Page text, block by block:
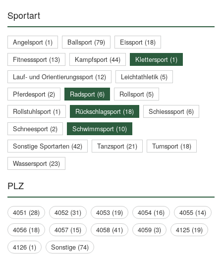
Sportart
Angelsport (1) Ballsport (79)
Eissport (18)
Fitnesssport (13)
Kampfsport (44)
Klettersport (1)
Lauf- und Orientierungssport (12)
Leichtathletik (5)
Pferdesport (2)
Radsport (6)
Rollsport (5)
Rollstuhlsport (1)
Rückschlagsport (18)
Schiesssport (6)
Schneesport (2)
Schwimmsport (10)
Sonstige Sportarten (42)
Tanzsport (21)
Turnsport (18)
Wassersport (23)
PLZ
4051 (28) 4052 (31) 4053 (19) 4054 (16)
4055 (14)
4056 (18)
4057 (15) 4058 (41) 4059 (3)
4125 (19)
4126 (1)
Sonstige (74)